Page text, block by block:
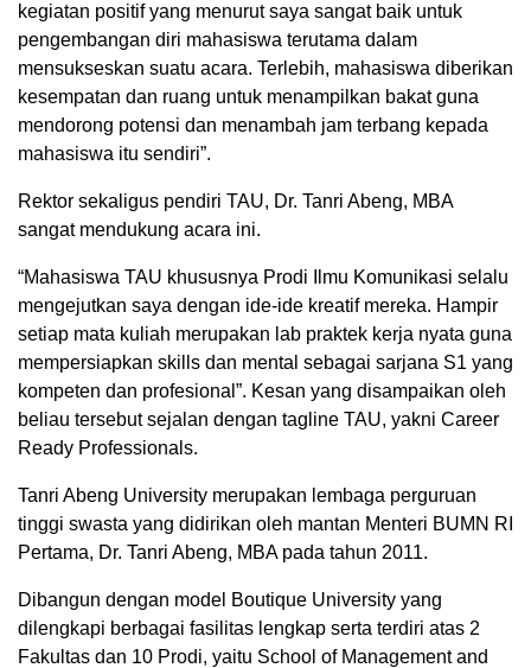
kegiatan positif yang menurut saya sangat baik untuk
pengembangan diri mahasiswa terutama dalam
mensukseskan suatu acara. Terlebih, mahasiswa diberikan
kesempatan dan ruang untuk menampilkan bakat guna
mendorong potensi dan menambah jam terbang kepada
mahasiswa itu sendiri”.
Rektor sekaligus pendiri TAU, Dr. Tanri Abeng, MBA
sangat mendukung acara ini.
“Mahasiswa TAU khususnya Prodi Ilmu Komunikasi selalu
mengejutkan saya dengan ide-ide kreatif mereka. Hampir
setiap mata kuliah merupakan lab praktek kerja nyata guna
mempersiapkan skills dan mental sebagai sarjana S1 yang
kompeten dan profesional”. Kesan yang disampaikan oleh
beliau tersebut sejalan dengan tagline TAU, yakni Career
Ready Professionals.
Tanri Abeng University merupakan lembaga perguruan
tinggi swasta yang didirikan oleh mantan Menteri BUMN RI
Pertama, Dr. Tanri Abeng, MBA pada tahun 2011.
Dibangun dengan model Boutique University yang
dilengkapi berbagai fasilitas lengkap serta terdiri atas 2
Fakultas dan 10 Prodi, yaitu School of Management and